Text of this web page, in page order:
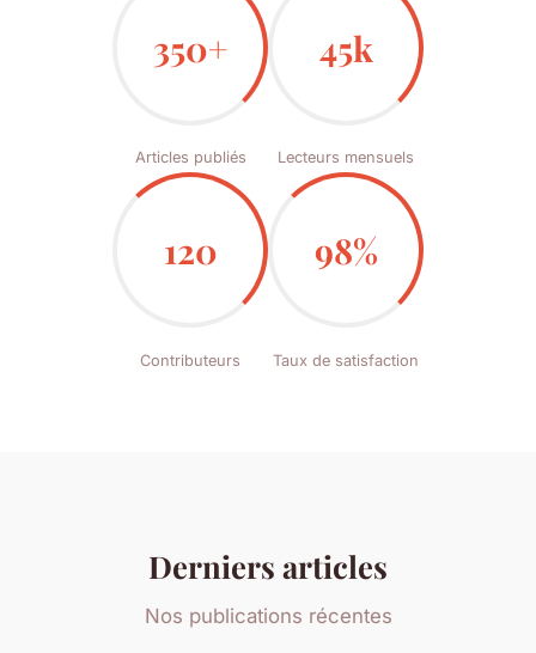
350+
Articles publiés
45k
Lecteurs mensuels
120
Contributeurs
98%
Taux de satisfaction
Derniers articles
Nos publications récentes